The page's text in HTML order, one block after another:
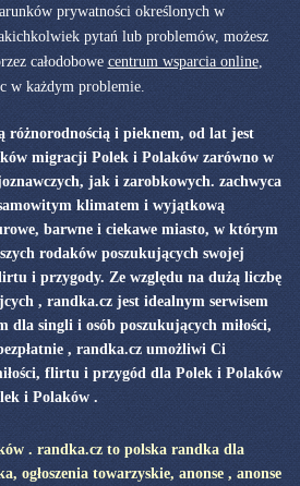
prywatności określonych w
pytań lub problemów, możesz
całodobowe centrum wsparcia online,
w każdym problemie.
różnorodnością i pieknem, od lat jest
migracji Polek i Polaków zarówno w
jak i zarobkowych. zachwyca
klimatem i wyjątkową
barwne i ciekawe miasto, w którym
rodaków poszukujących swojej
i przygody. Ze względu na dużą liczbę
, randka.cz jest idealnym serwisem
dla singli i osób poszukujących miłości,
, randka.cz umożliwi Ci
flirtu i przygód dla Polek i Polaków
i Polaków .
. randka.cz to polska randka dla
ogłoszenia towarzyskie, anonse , anonse